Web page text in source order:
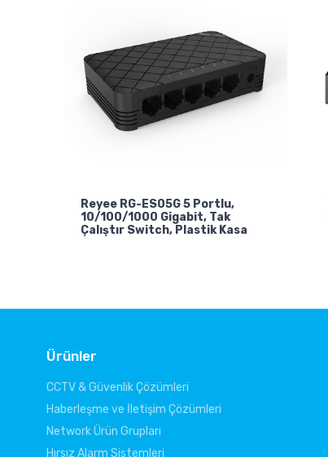
Reyee RG-ES05G 5 Portlu,
10/100/1000 Gigabit, Tak
Çalıştır Switch, Plastik Kasa
Ürünler
CCTV & Güvenlik Çözümleri
Haberleşme ve İletişim Çözümleri
Network Ürün Grupları
Hırsız Alarm Sistemleri